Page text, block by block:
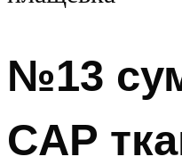
№13
CAP